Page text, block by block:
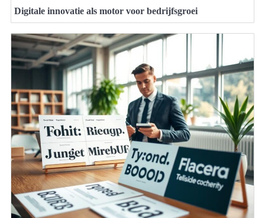
Digitale innovatie als motor voor bedrijfsgroei